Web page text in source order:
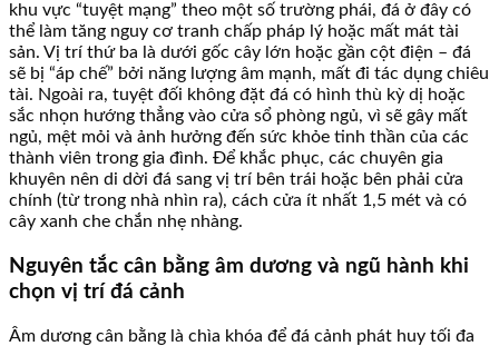
khu vực “tuyệt mạng” theo một số trường phái, đá ở đây có
thể làm tăng nguy cơ tranh chấp pháp lý hoặc mất mát tài
sản. Vị trí thứ ba là dưới gốc cây lớn hoặc gần cột điện – đá
sẽ bị “áp chế” bởi năng lượng âm mạnh, mất đi tác dụng chiêu
tài. Ngoài ra, tuyệt đối không đặt đá có hình thù kỳ dị hoặc
sắc nhọn hướng thẳng vào cửa sổ phòng ngủ, vì sẽ gây mất
ngủ, mệt mỏi và ảnh hưởng đến sức khỏe tinh thần của các
thành viên trong gia đình. Để khắc phục, các chuyên gia
khuyên nên di dời đá sang vị trí bên trái hoặc bên phải cửa
chính (từ trong nhà nhìn ra), cách cửa ít nhất 1,5 mét và có
cây xanh che chắn nhẹ nhàng.
Nguyên tắc cân bằng âm dương và ngũ hành khi
chọn vị trí đá cảnh
Âm dương cân bằng là chìa khóa để đá cảnh phát huy tối đa